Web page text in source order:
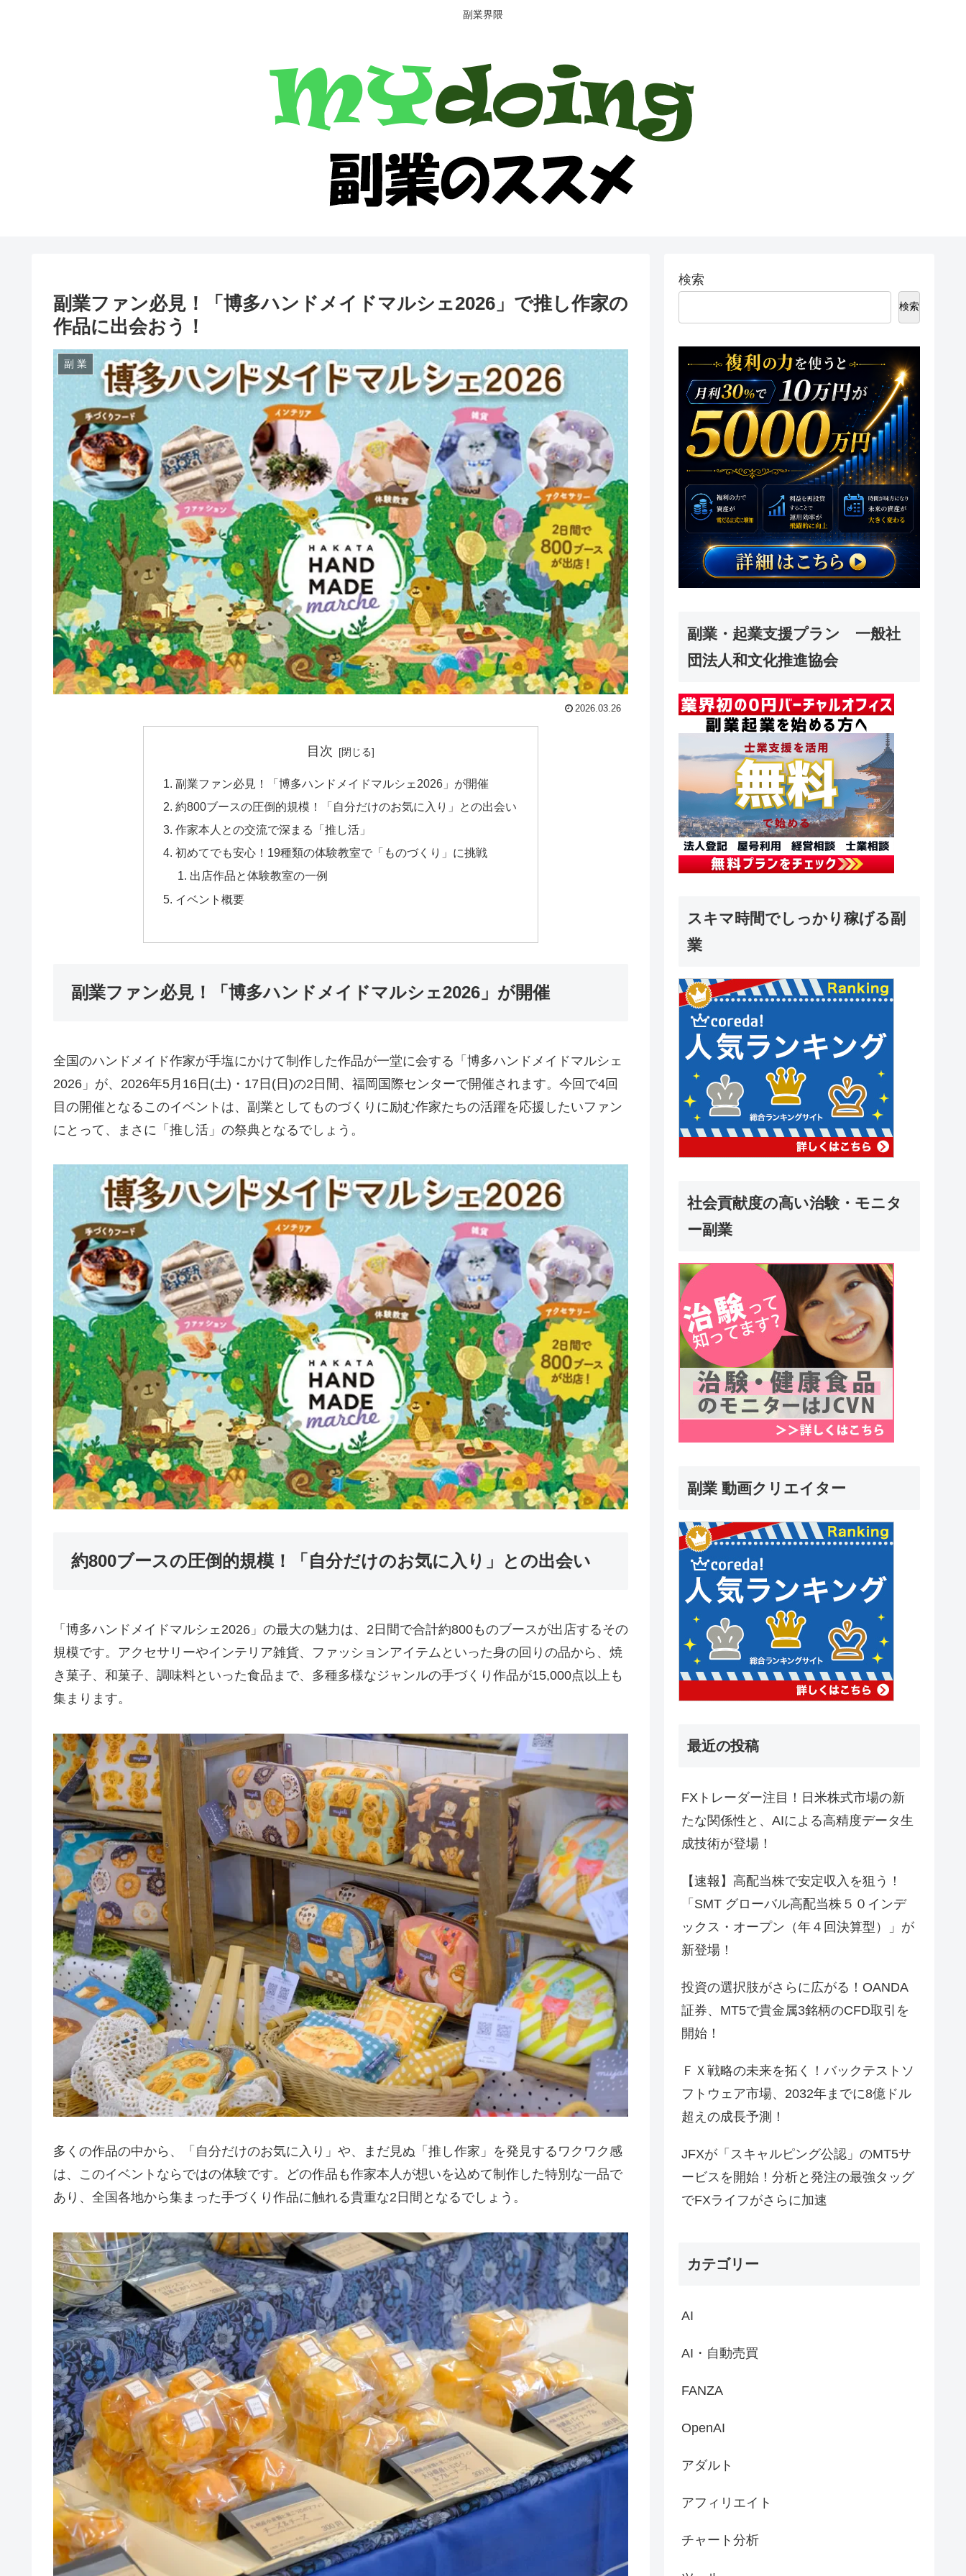
副業界隈
副業ファン必見！「博多ハンドメイドマルシェ2026」で推し作家の
作品に出会おう！
副 業
2026.03.26
目次
副業ファン必見！「博多ハンドメイドマルシェ2026」が開催
約800ブースの圧倒的規模！「自分だけのお気に入り」との出会い
作家本人との交流で深まる「推し活」
初めてでも安心！19種類の体験教室で「ものづくり」に挑戦
出店作品と体験教室の一例
イベント概要
副業ファン必見！「博多ハンドメイドマルシェ2026」が開催
全国のハンドメイド作家が手塩にかけて制作した作品が一堂に会する「博多ハンドメイドマルシェ
2026」が、2026年5月16日(土)・17日(日)の2日間、福岡国際センターで開催されます。今回で4回
目の開催となるこのイベントは、副業としてものづくりに励む作家たちの活躍を応援したいファン
にとって、まさに「推し活」の祭典となるでしょう。
約800ブースの圧倒的規模！「自分だけのお気に入り」との出会い
「博多ハンドメイドマルシェ2026」の最大の魅力は、2日間で合計約800ものブースが出店するその
規模です。アクセサリーやインテリア雑貨、ファッションアイテムといった身の回りの品から、焼
き菓子、和菓子、調味料といった食品まで、多種多様なジャンルの手づくり作品が15,000点以上も
集まります。
多くの作品の中から、「自分だけのお気に入り」や、まだ見ぬ「推し作家」を発見するワクワク感
は、このイベントならではの体験です。どの作品も作家本人が想いを込めて制作した特別な一品で
あり、全国各地から集まった手づくり作品に触れる貴重な2日間となるでしょう。
検索
検索
副業・起業支援プラン 一般社
団法人和文化推進協会
スキマ時間でしっかり稼げる副
業
社会貢献度の高い治験・モニタ
ー副業
副業 動画クリエイター
最近の投稿
FXトレーダー注目！日米株式市場の新
たな関係性と、AIによる高精度データ生
成技術が登場！
【速報】高配当株で安定収入を狙う！
「SMT グローバル高配当株５０インデ
ックス・オープン（年４回決算型）」が
新登場！
投資の選択肢がさらに広がる！OANDA
証券、MT5で貴金属3銘柄のCFD取引を
開始！
ＦＸ戦略の未来を拓く！バックテストソ
フトウェア市場、2032年までに8億ドル
超えの成長予測！
JFXが「スキャルピング公認」のMT5サ
ービスを開始！分析と発注の最強タッグ
でFXライフがさらに加速
カテゴリー
AI
AI・自動売買
FANZA
OpenAI
アダルト
アフィリエイト
チャート分析